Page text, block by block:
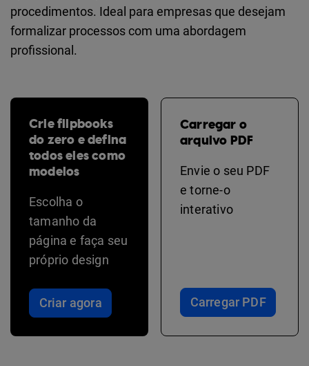
procedimentos. Ideal para empresas que desejam
formalizar processos com uma abordagem
profissional.
Crie flipbooks
do zero e defina
todos eles como
modelos
Escolha o
tamanho da
página e faça seu
próprio design
Criar agora
Carregar o
arquivo PDF
Envie o seu PDF
e torne-o
interativo
Carregar PDF